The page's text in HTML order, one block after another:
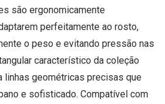
são ergonomicamente
perfeitamente ao rosto,
o peso e evitando pressão nas
característico da coleção
linhas geométricas precisas que
e sofisticado. Compatível com